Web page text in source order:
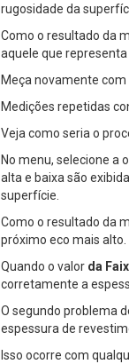
rugosidade da
Como o resultado da
aquele que
Meça novamente com
Medições repetidas
Veja como seria o
No menu, selecione a
alta e baixa são
superfície.
Como o resultado da
próximo eco mais
Quando o valor da
corretamente a
O segundo problema
espessura de
Isso ocorre com